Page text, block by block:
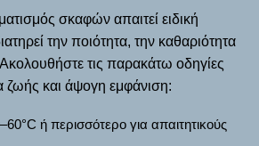
σκαφών απαιτεί ειδική
την ποιότητα, την καθαριότητα
Ακολουθήστε τις παρακάτω οδηγίες
ζωής και άψογη εμφάνιση:
ή περισσότερο για απαιτητικούς